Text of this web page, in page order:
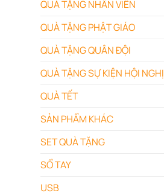
QUÀ TẶNG NHÂN VIÊN
QUÀ TẶNG PHẬT GIÁO
QUÀ TẶNG QUÂN ĐỘI
QUÀ TẶNG SỰ KIỆN HỘI NGHỊ
QUÀ TẾT
SẢN PHẨM KHÁC
SET QUÀ TẶNG
SỔ TAY
USB